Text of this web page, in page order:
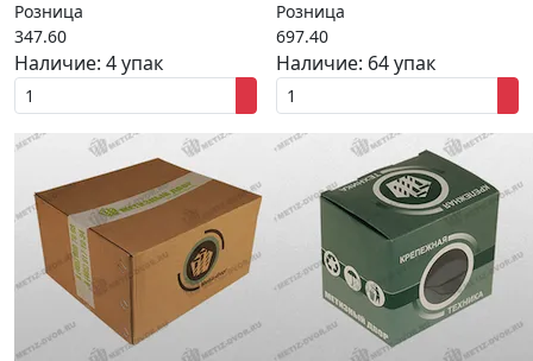
Розница
347.60
Наличие: 4 упак
Розница
697.40
Наличие: 64 упак